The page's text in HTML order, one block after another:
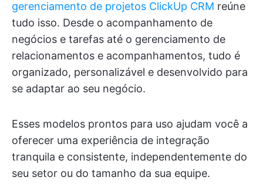
gerenciamento de projetos ClickUp CRM reúne
tudo isso. Desde o acompanhamento de
negócios e tarefas até o gerenciamento de
relacionamentos e acompanhamentos, tudo é
organizado, personalizável e desenvolvido para
se adaptar ao seu negócio.
Esses modelos prontos para uso ajudam você a
oferecer uma experiência de integração
tranquila e consistente, independentemente do
seu setor ou do tamanho da sua equipe.